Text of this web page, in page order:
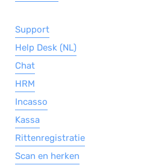
Support
Help Desk (NL)
Chat
HRM
Incasso
Kassa
Rittenregistratie
Scan en herken